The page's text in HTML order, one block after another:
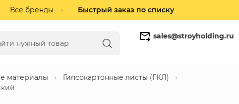
Все бренды Быстрый заказ по списку
sales@stroyholding.ru
блоки Кирпич
материалы
Гипсокартонные листы (ГКЛ)